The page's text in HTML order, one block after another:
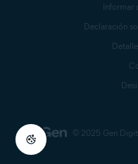
© 2025 Gen
Informar
Declaración